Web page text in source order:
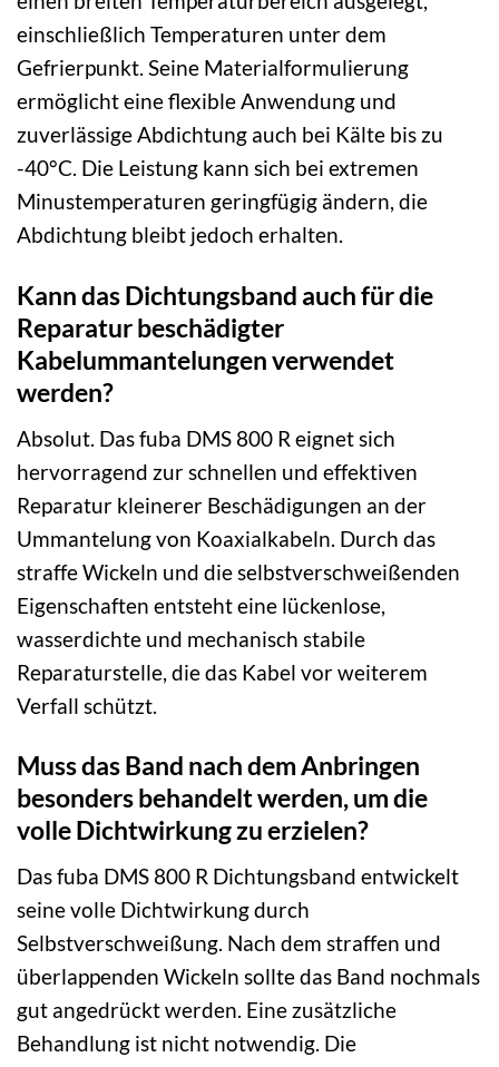
einschließlich Temperaturen unter dem
Gefrierpunkt. Seine Materialformulierung
ermöglicht eine flexible Anwendung und
zuverlässige Abdichtung auch bei Kälte bis zu
-40°C. Die Leistung kann sich bei extremen
Minustemperaturen geringfügig ändern, die
Abdichtung bleibt jedoch erhalten.
Kann das Dichtungsband auch für die
Reparatur beschädigter
Kabelummantelungen verwendet
werden?
Absolut. Das fuba DMS 800 R eignet sich
hervorragend zur schnellen und effektiven
Reparatur kleinerer Beschädigungen an der
Ummantelung von Koaxialkabeln. Durch das
straffe Wickeln und die selbstverschweißenden
Eigenschaften entsteht eine lückenlose,
wasserdichte und mechanisch stabile
Reparaturstelle, die das Kabel vor weiterem
Verfall schützt.
Muss das Band nach dem Anbringen
besonders behandelt werden, um die
volle Dichtwirkung zu erzielen?
Das fuba DMS 800 R Dichtungsband entwickelt
seine volle Dichtwirkung durch
Selbstverschweißung. Nach dem straffen und
überlappenden Wickeln sollte das Band nochmals
gut angedrückt werden. Eine zusätzliche
Behandlung ist nicht notwendig. Die